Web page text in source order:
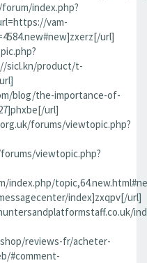
index.php?
vam-
url]
sicl.kn/product/t-
blog/the-importance-of-
url]
forums/viewtopic.php?
viewtopic.php?
index.php/
index]zxqpv[/url]
reviews-fr/acheter-
#comment-